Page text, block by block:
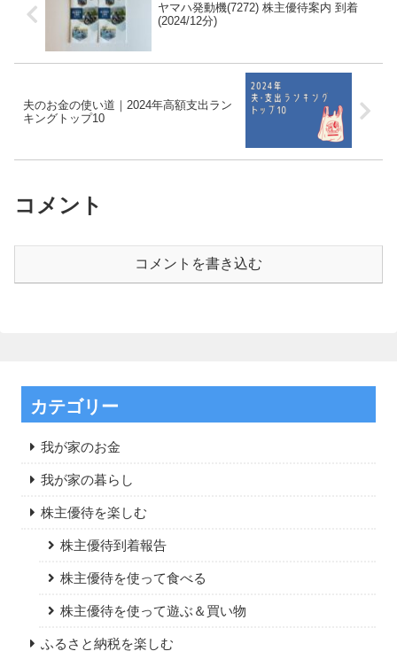
ヤマハ発動機(7272) 株主優待案内 到着
(2024/12分)
夫のお金の使い道｜2024年高額支出ラン
キングトップ10
コメント
コメントを書き込む
カテゴリー
我が家のお金
我が家の暮らし
株主優待を楽しむ
株主優待到着報告
株主優待を使って食べる
株主優待を使って遊ぶ＆買い物
ふるさと納税を楽しむ